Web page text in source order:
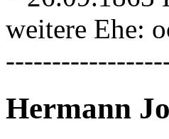
weitere Ehe:
Hermann